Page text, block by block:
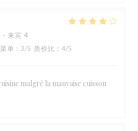
来宾 4
菜单 : 3/5 质价比 : 4/5
malgré la mauvaise cuisson